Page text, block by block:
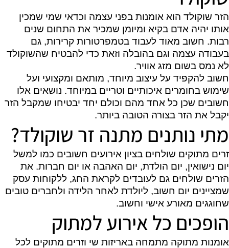
הזר שוקולד הוא אומנות בפני עצמה וכדאי שמי שמכין
אותו יהיה אדם בקיא ומיומן שמכיר את התחום שנים
רבות. חשוב מאוד לעבוד בטמפרטורות קרירות, גם
בעבודה עצמה וגם בהובלה וזאת כדי להבטיח שהשוקולד
לא נמס בשום מזג אוויר.
חשוב להקפיד על עיצוב מיוחד, מותאם ומקצועי ועל
שימוש בחומרים איכותיים וטריים במיוחד. נושאים אלו
חשובים שכן כל אחד מהם וכולם יחד יבטיחו שמקבל הזר
יקבל את הזר בצורה הטובה ביותר.
מתי נותנים מתנה זר שוקולד?
זרים מתוקים שולחים בציון אירועים חשובים כמו למשל
יום נישואין, יום הולדת, יום האהבה או יום חברות. את
הזרים שולחים גם לעובדים לקראת החג, ללקוחות עסק
שמציינים יום חשוב, ליולדת לאחר הלידה ולחברים טובים
שחוגגים מאורע אישי וחשוב.
הופכים כל אירוע למתוק
אומנות מתוקה מתמחה באריזות שי וזרים מתוקים לכל